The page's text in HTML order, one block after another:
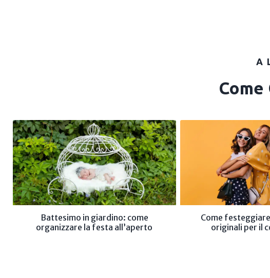
Battesimo in giardino: come
organizzare la festa all’aperto
Come
originali per il